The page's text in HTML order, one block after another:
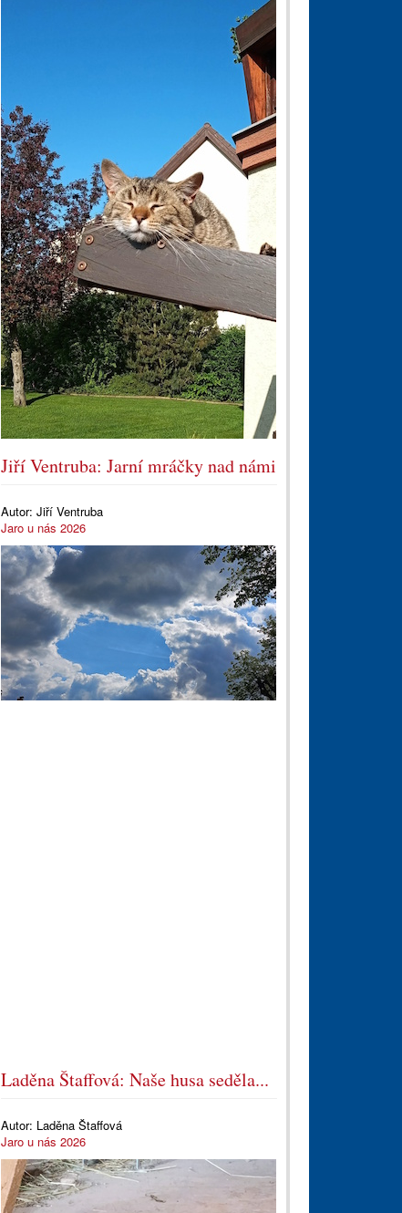
Jiří Ventruba: Jarní mráčky nad námi
Autor: Jiří Ventruba
Jaro u nás 2026
Laděna Štaffová: Naše husa seděla...
Autor: Laděna Štaffová
Jaro u nás 2026